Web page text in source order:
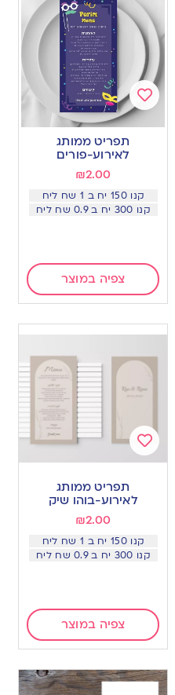
Add
wishlist
תפריט ממותג
לאירוע-פורים
₪2.00
קנו 150 יח ב 1 שח ליח
קנו 300 יח ב 0.9 שח ליח
צפיה במוצר
Add
wishlist
תפריט ממותג
לאירוע-בוהו שיק
₪2.00
קנו 150 יח ב 1 שח ליח
קנו 300 יח ב 0.9 שח ליח
צפיה במוצר